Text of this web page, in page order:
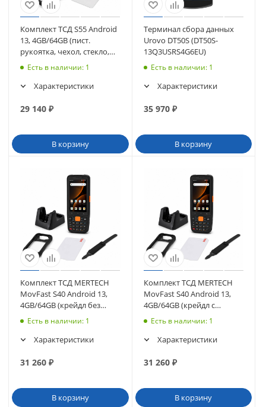
Комплект ТСД S55 Android
13, 4GB/64GB (пист.
рукоятка, чехол, стекло,
ремешок)
Есть в наличии: 1
Характеристики
29 140 ₽
В корзину
Терминал сбора данных
Urovo DT50S (DT50S-
13Q3USRS4G6EU)
Есть в наличии: 1
Характеристики
35 970₽
В корзину
Комплект ТСД MERTECH
MovFast S40 Android 13,
4GB/64GB (крейдл без
передачи, чехол, стекло,
Есть в наличии: 1
Характеристики
31 260 ₽
В корзину
Комплект ТСД MERTECH
MovFast S40 Android 13,
4GB/64GB (крейдл с
передачей, чехол, стекло,
Есть в наличии: 1
Характеристики
31 260₽
В корзину